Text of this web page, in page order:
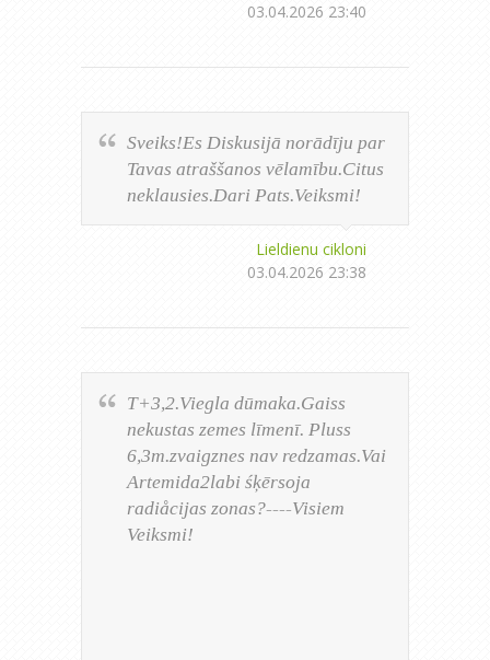
03.04.2026 23:40
Sveiks!Es Diskusijā norādīju par
Tavas atraššanos vēlamību.Citus
neklausies.Dari Pats.Veiksmi!
Lieldienu cikloni
03.04.2026 23:38
T+3,2.Viegla dūmaka.Gaiss
nekustas zemes līmenī. Pluss
6,3m.zvaigznes nav redzamas.Vai
Artemida2labi śķērsoja
radiåcijas zonas?----Visiem
Veiksmi!